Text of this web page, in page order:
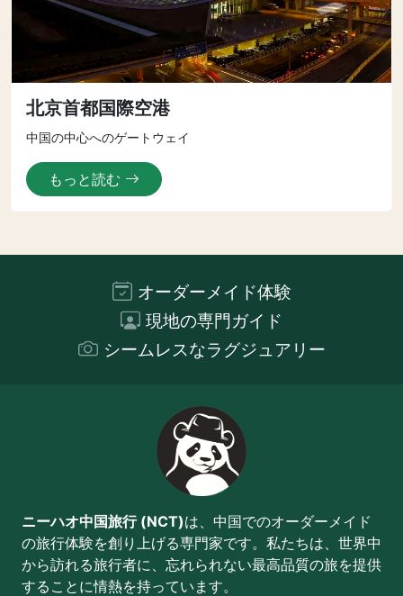
北京首都国際空港
中国の中心へのゲートウェイ
もっと読む
オーダーメイド体験
現地の専門ガイド
シームレスなラグジュアリー
ニーハオ中国旅行 (NCT)は、中国でのオーダーメイド
の旅行体験を創り上げる専門家です。私たちは、世界中
から訪れる旅行者に、忘れられない最高品質の旅を提供
することに情熱を持っています。